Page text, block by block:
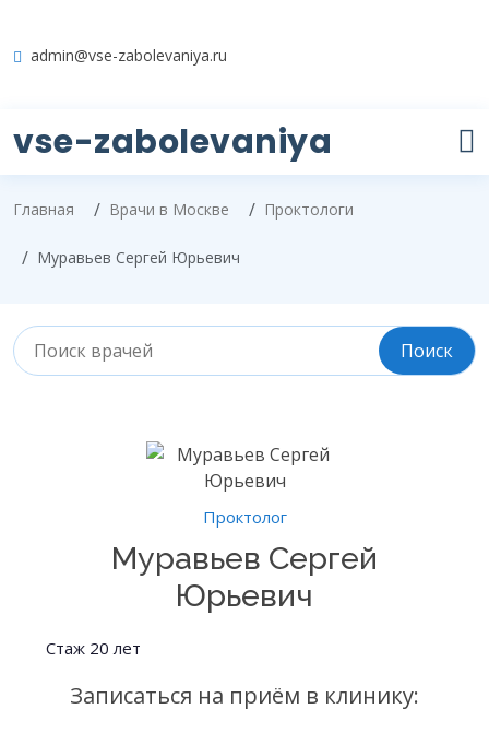
admin@vse-zabolevaniya.ru
vse-zabolevaniya
Главная Врачи в Москве Проктологи
Муравьев Сергей Юрьевич
Проктолог
Муравьев Сергей
Юрьевич
Стаж 20 лет
Записаться на приём в клинику: